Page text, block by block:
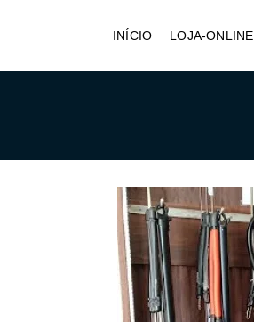
INÍCIO LOJA-ONLINE